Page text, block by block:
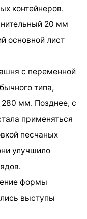
контейнеров.
20 мм
основной лист
с переменной
типа,
мм. Позднее, с
применяться
песчаных
улучшило
формы
выступы